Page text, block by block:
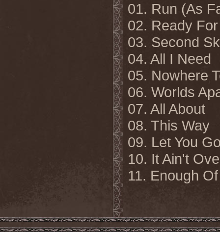
01. Run (As
02. Ready
03. Second
04. All I Need
05. Nowhere
06. Worlds
07. All About
08. This Way
09. Let You
10. It Ain't
11. Enough